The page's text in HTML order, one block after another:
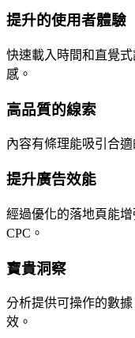
提升的使用者體驗
快速載入時間和直覺
感。
高品質的線索
內容有條理能吸引合
提升廣告效能
經過優化的落地頁能
CPC。
寶貴洞察
分析提供可操作的數
效。